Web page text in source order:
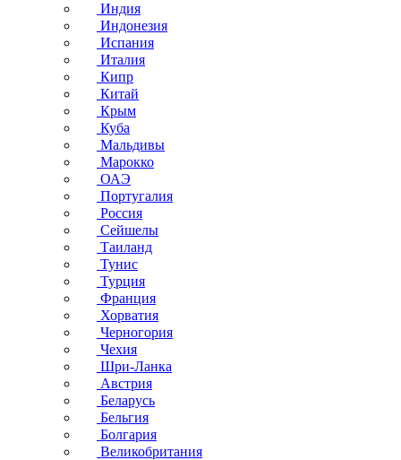
Индия
Индонезия
Испания
Италия
Кипр
Китай
Крым
Куба
Мальдивы
Марокко
ОАЭ
Португалия
Россия
Сейшелы
Таиланд
Тунис
Турция
Франция
Хорватия
Черногория
Чехия
Шри-Ланка
Австрия
Беларусь
Бельгия
Болгария
Великобритания